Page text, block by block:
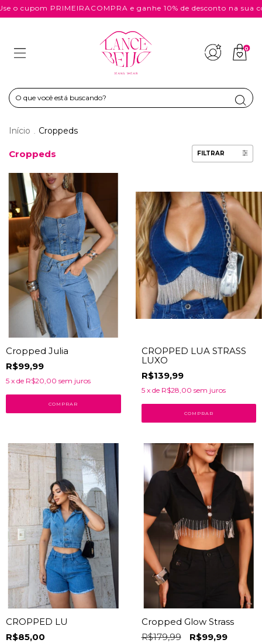
PRIMEIRACOMPRA e ganhe 10% de desconto na sua
0
Início . Croppeds
Croppeds FILTRAR
Cropped Julia
R$99,99
5 x de R$20,00 sem juros
COMPRAR
CROPPED LUA STRASS
LUXO
R$139,99
5 x de R$28,00 sem juros
COMPRAR
CROPPED LU
R$85,00
Cropped Glow Strass
R$179,99
R$99,99